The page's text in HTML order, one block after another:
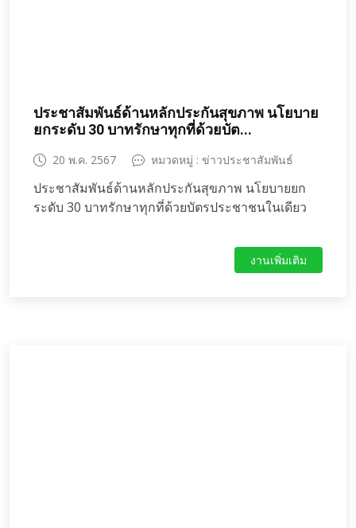
ประชาสัมพันธ์ด้านหลักประกันสุขภาพ นโยบาย
ยกระดับ 30 บาทรักษาทุกที่ด้วยบัต...
20 พ.ค. 2567 หมวดหมู่ : ข่าวประชาสัมพันธ์
ประชาสัมพันธ์ด้านหลักประกันสุขภาพ นโยบายยก
ระดับ 30 บาทรักษาทุกที่ด้วยบัตรประชาชนในเดียว
งานเพิ่มเติม